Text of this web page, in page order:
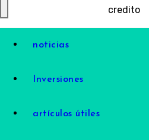
credito
noticias
Inversiones
artículos útiles